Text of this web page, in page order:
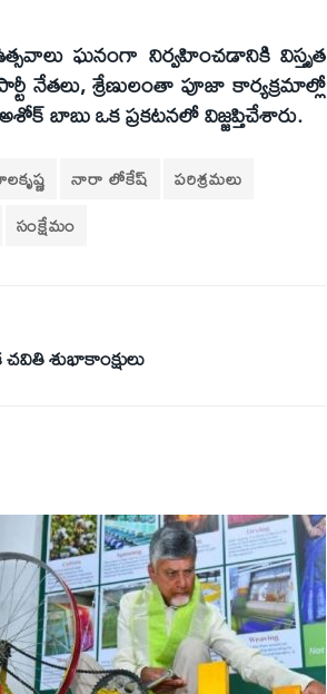
ఘనంగా నిర్వహించడానికి విస్తృత
నేతలు, శ్రేణులంతా పూజా కార్యక్రమాల్లో
బాబు ఒక ప్రకటనలో విజ్జప్తిచేశారు.
నారా లోకేష్
పరిశ్రమలు
సంక్షేమం
శుభాకాంక్షులు